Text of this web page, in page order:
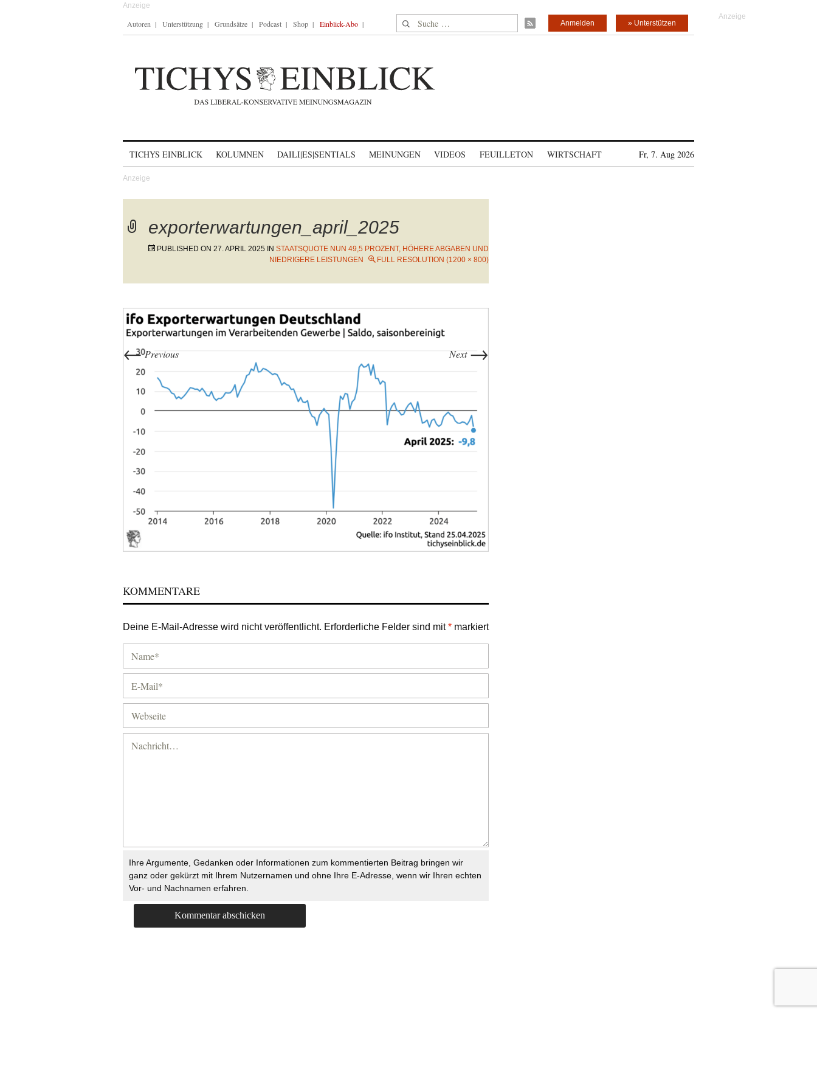
Autoren Unterstützung Grundsätze Podcast Shop Einblick-Abo Suche nach: » Unterstützen
Anmelden
TICHYS EINBLICK KOLUMNEN DAILI|ES|SENTIALS MEINUNGEN VIDEOS FEUILLETON WIRTSCHAFT Fr, 7. Aug 2026
exporterwartungen_april_2025
PUBLISHED ON 27. APRIL 2025 IN STAATSQUOTE NUN 49,5 PROZENT, HÖHERE ABGABEN UND
NIEDRIGERE LEISTUNGEN
FULL RESOLUTION (1200 × 800)
←Previous Next →
KOMMENTARE
Deine E-Mail-Adresse wird nicht veröffentlicht. Erforderliche Felder sind mit* markiert
Ihre Argumente, Gedanken oder Informationen zum kommentierten Beitrag bringen wir
ganz oder gekürzt mit Ihrem Nutzernamen und ohne Ihre E-Adresse, wenn wir Ihren echten
Vor- und Nachnamen erfahren.